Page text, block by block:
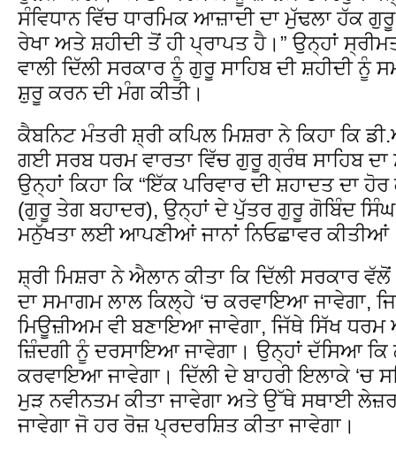
ਸੰਵਿਧਾਨ ਵਿੱਚ ਧਾਰਮਿਕ ਆਜ਼ਾਦੀ ਦਾ ਮੁੱਢਲਾ ਹੱਕ
ਰੇਖਾ ਅਤੇ ਸ਼ਹੀਦੀ ਤੋਂ ਹੀ ਪ੍ਰਾਪਤ ਹੈ।” ਉਨ੍ਹਾਂ
ਵਾਲੀ ਦਿੱਲੀ ਸਰਕਾਰ ਨੂੰ ਗੁਰੂ ਸਾਹਿਬ ਦੀ ਸ਼ਹੀਦੀ
ਸ਼ੁਰੂ ਕਰਨ ਦੀ ਮੰਗ ਕੀਤੀ।
ਕੈਬਨਿਟ ਮੰਤਰੀ ਸ਼੍ਰੀ ਕਪਿਲ ਮਿਸ਼ਰਾ ਨੇ ਕਿਹਾ ਕਿ
ਗਈ ਸਰਬ‌ ਧਰਮ‌ ਵਾਰਤਾ ਵਿੱਚ ਗੁਰੂ ਗ੍ਰੰਥ ਸਾਹਿਬ ਦਾ
ਉਨ੍ਹਾਂ ਕਿਹਾ ਕਿ “ਇੱਕ ਪਰਿਵਾਰ ਦੀ ਸ਼ਹਾਦਤ ਦਾ
(ਗੁਰੂ ਤੇਗ ਬਹਾਦਰ), ਉਨ੍ਹਾਂ ਦੇ ਪੁੱਤਰ ਗੁਰੂ ਗੋਬਿੰਦ
ਮਨੁੱਖਤਾ ਲਈ ਆਪਣੀਆਂ ਜਾਨਾਂ ਨਿਓਛਾਵਰ
ਸ਼੍ਰੀ ਮਿਸ਼ਰਾ ਨੇ ਐਲਾਨ ਕੀਤਾ ਕਿ ਦਿੱਲੀ ਸਰਕਾਰ
ਦਾ ਸਮਾਗਮ ਲਾਲ ਕਿਲ੍ਹੇ ‘ਚ ਕਰਵਾਇਆ ਜਾਵੇਗਾ,
ਮਿਊਜ਼ੀਅਮ ਵੀ ਬਣਾਇਆ ਜਾਵੇਗਾ, ਜਿੱਥੇ ਸਿੱਖ ਧਰਮ
ਜ਼ਿੰਦਗੀ ਨੂੰ ਦਰਸਾਇਆ ਜਾਵੇਗਾ। ਉਨ੍ਹਾਂ ਦੱਸਿਆ
ਕਰਵਾਇਆ ਜਾਵੇਗਾ। ਦਿੱਲੀ ਦੇ ਬਾਹਰੀ ਇਲਾਕੇ ‘ਚ
ਮੁੜ ਨਵੀਨਤਮ ਕੀਤਾ ਜਾਵੇਗਾ ਅਤੇ ਉੱਥੇ ਸਥਾਈ
ਜਾਵੇਗਾ ਜੋ ਹਰ ਰੋਜ਼ ਪ੍ਰਦਰਸ਼ਿਤ ਕੀਤਾ ਜਾਵੇਗਾ।